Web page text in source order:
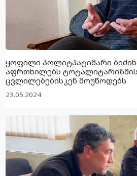
ყოფილი პოლიტპატიმარი
აფრთხილებს
ცვლილებებისკენ მოუწოდებს
23.05.2024